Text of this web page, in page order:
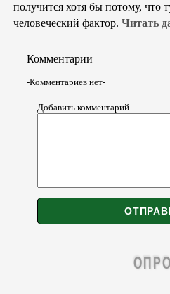
получится хотя бы потому, что
человеческий фактор. Читать
Комментарии
-Комментариев нет-
Добавить комментарий